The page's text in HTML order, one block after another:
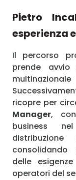
Pietro
esperienza
Il percorso
prende
ricopre per
Manager,
business
consolidando
delle
operatori del